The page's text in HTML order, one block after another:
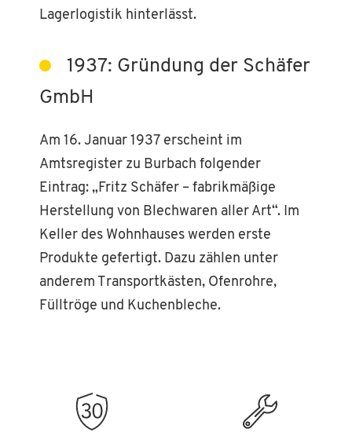
Lagerlogistik hinterlässt.
1937: Gründung der Schäfer
GmbH
Am 16. Januar 1937 erscheint im
Amtsregister zu Burbach folgender
Eintrag: „Fritz Schäfer – fabrikmäßige
Herstellung von Blechwaren aller Art“. Im
Keller des Wohnhauses werden erste
Produkte gefertigt. Dazu zählen unter
anderem Transportkästen, Ofenrohre,
Fülltröge und Kuchenbleche.